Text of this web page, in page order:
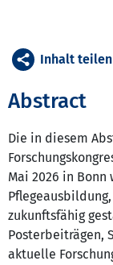
Abstract
Die in diesem
Mai 2026 in Bonn
zukunftsfähig
Posterbeiträgen,
aktuelle
Inhalt teilen